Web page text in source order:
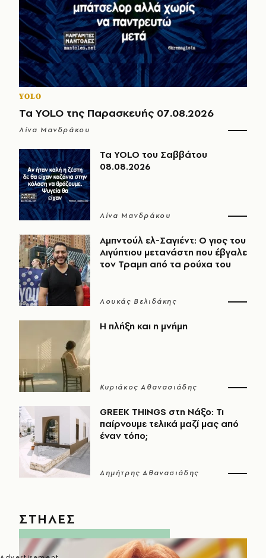
YOLO
Τα YOLO της Παρασκευής 07.08.2026
Λίνα Μανδράκου
Τα YOLO του Σαββάτου
08.08.2026
Λίνα Μανδράκου
Αμπντούλ ελ-Σαγιέντ: Ο γιος του
Αιγύπτιου μετανάστη που έβγαλε
τον Τραμπ από τα ρούχα του
Λουκάς Βελιδάκης
Η πλήξη και η μνήμη
Κυριάκος Αθανασιάδης
GREEK THINGS στη Νάξο: Τι
παίρνουμε τελικά μαζί μας από
έναν τόπο;
Δημήτρης Αθανασιάδης
ΣΤΗΛΕΣ